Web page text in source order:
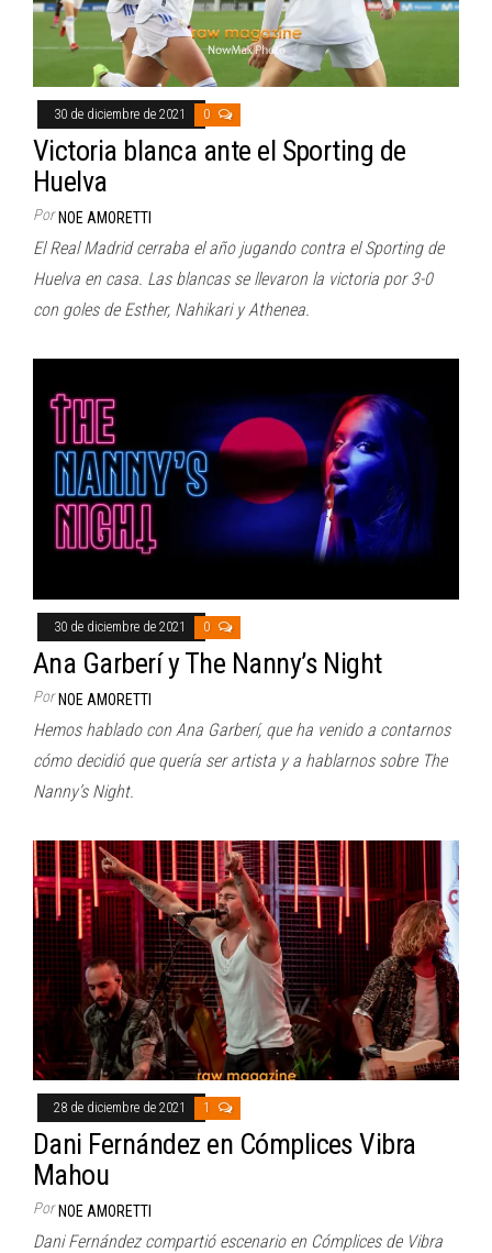
30 de diciembre de 2021 0
Victoria blanca ante el Sporting de
Huelva
Por NOE AMORETTI
El Real Madrid cerraba el año jugando contra el Sporting de
Huelva en casa. Las blancas se llevaron la victoria por 3-0
con goles de Esther, Nahikari y Athenea.
30 de diciembre de 2021 0
Ana Garberí y The Nanny’s Night
Por NOE AMORETTI
Hemos hablado con Ana Garberí, que ha venido a contarnos
cómo decidió que quería ser artista y a hablarnos sobre The
Nanny’s Night.
28 de diciembre de 2021 1
Dani Fernández en Cómplices Vibra
Mahou
Por NOE AMORETTI
Dani Fernández compartió escenario en Cómplices de Vibra